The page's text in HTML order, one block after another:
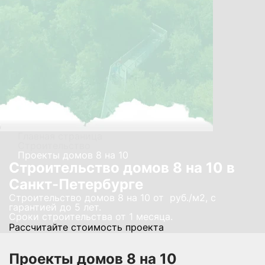
Проекты домов 8 на 10
Строительство домов 8 на 10 в
Санкт-Петербурге
Строительство домов 8 на 10 от руб./м2, с
гарантией до 5 лет.
Сроки строительства от 1 месяца.
Рассчитайте стоимость проекта
Проекты домов 8 на 10